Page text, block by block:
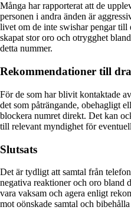
Många har rapporterat att de
personen i andra änden är
livet om de inte swishar pengar till
skapat stor oro och otrygghet
detta nummer.
Rekommendationer till
För de som har blivit kontaktade
det som påträngande, obehagligt
blockera numret direkt. Det kan
till relevant myndighet för
Slutsats
Det är tydligt att samtal från
negativa reaktioner och oro bland
vara vaksam och agera enligt
mot oönskade samtal och